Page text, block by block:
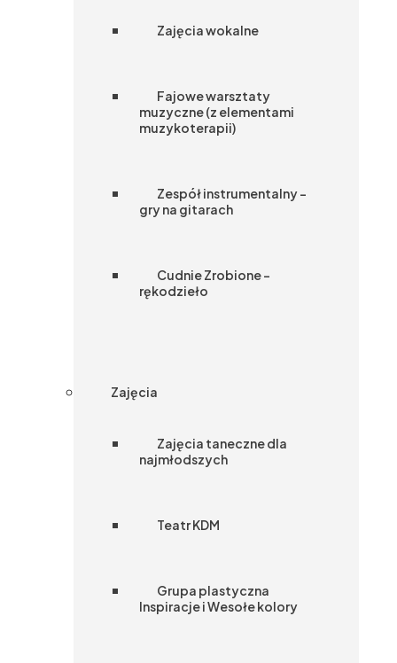
Zajęcia wokalne
Fajowe warsztaty
muzyczne (z elementami
muzykoterapii)
Zespół instrumentalny –
gry na gitarach
Cudnie Zrobione –
rękodzieło
Zajęcia
Zajęcia taneczne dla
najmłodszych
Teatr KDM
Grupa plastyczna
Inspiracje i Wesołe kolory